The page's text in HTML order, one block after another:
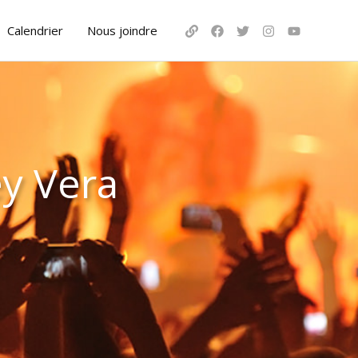
Calendrier Nous joindre
Vera